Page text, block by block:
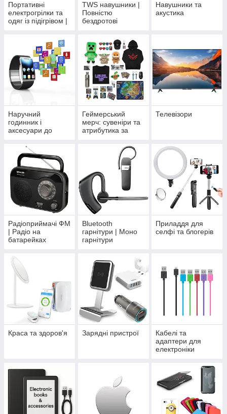
Портативні
електрогрілки та
одяг із підігрівом |
TWS навушники |
Повністю
бездротові
Навушники та
акустика
Наручний
годинник і
аксесуари до
Геймерський
мерч: сувеніри та
атрибутика за
Телевізори
Радіоприймачі ФМ
| Радіо на
батарейках
Bluetooth
гарнітури | Моно
гарнітури
Приладдя для
селфі та блогерів
Краса та здоров'я Зарядні пристрої
Кабелі та
адаптери для
електроніки